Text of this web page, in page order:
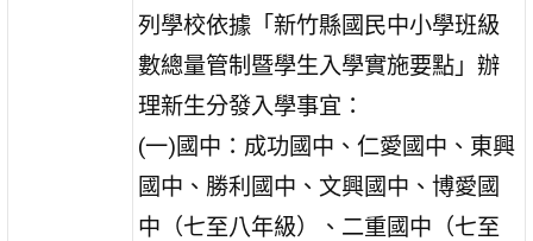
列學校依據「新竹縣國民中小學班級
數總量管制暨學生入學實施要點」辦
理新生分發入學事宜：
(一)國中：成功國中、仁愛國中、東興
國中、勝利國中、文興國中、博愛國
中（七至八年級）、二重國中（七至